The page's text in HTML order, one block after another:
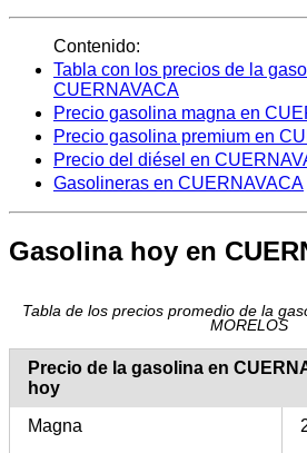
Contenido:
Tabla con los precios de la
CUERNAVACA
Precio gasolina magna en
Precio gasolina premium en
Precio del diésel en
Gasolineras en CUERNAVACA
Gasolina hoy en
Tabla de los precios promedio de la
MORELOS
Precio de la gasolina en
hoy
Magna